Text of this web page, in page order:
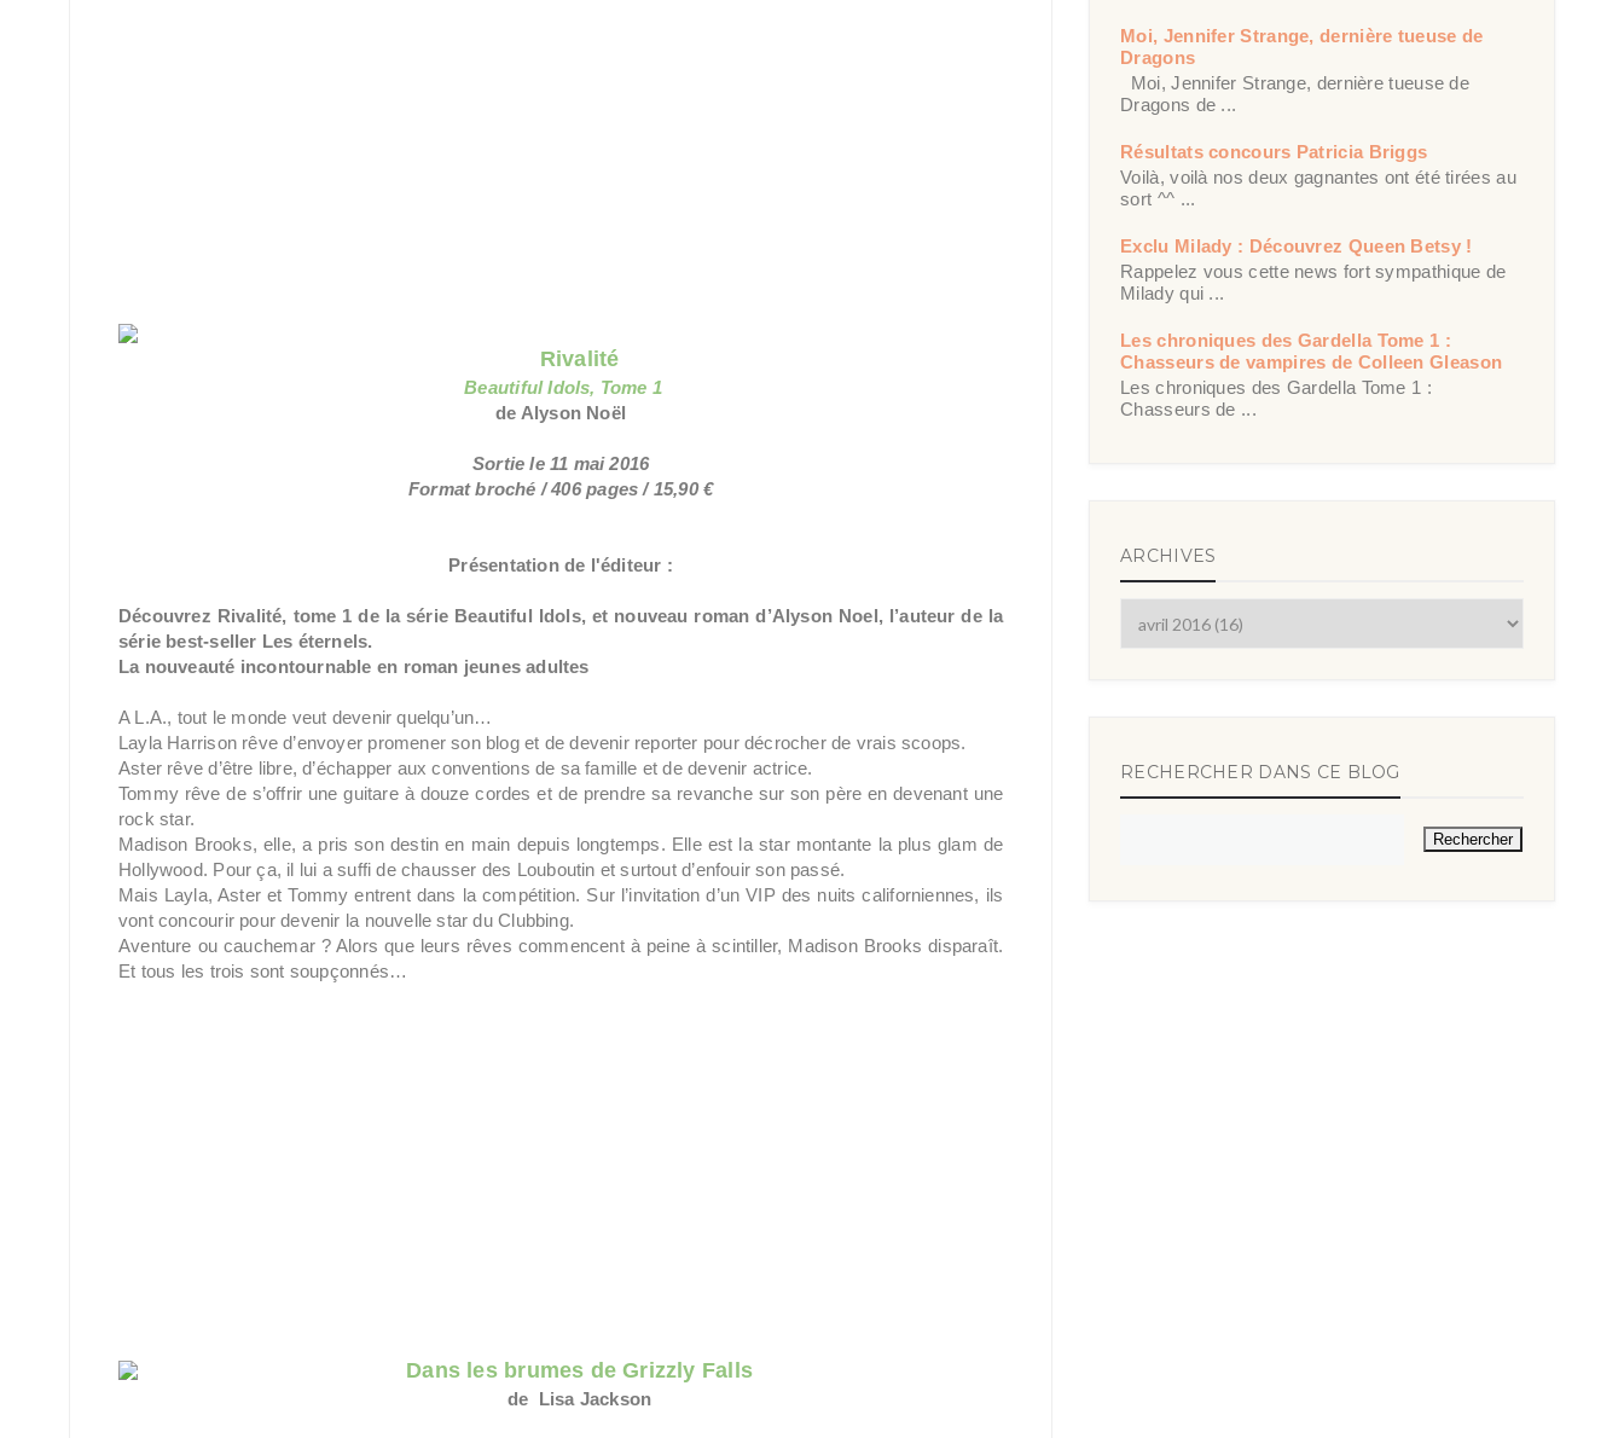
Rivalité
Beautiful Idols, Tome 1
de Alyson Noël
Sortie le 11 mai 2016
Format broché / 406 pages / 15,90 €
Présentation de l'éditeur :
Découvrez Rivalité, tome 1 de la série Beautiful Idols, et nouveau roman d’Alyson Noel, l’auteur de la
série best-seller Les éternels.
La nouveauté incontournable en roman jeunes adultes
A L.A., tout le monde veut devenir quelqu’un…
Layla Harrison rêve d’envoyer promener son blog et de devenir reporter pour décrocher de vrais scoops.
Aster rêve d’être libre, d’échapper aux conventions de sa famille et de devenir actrice.
Tommy rêve de s’offrir une guitare à douze cordes et de prendre sa revanche sur son père en devenant une
rock star.
Madison Brooks, elle, a pris son destin en main depuis longtemps. Elle est la star montante la plus glam de
Hollywood. Pour ça, il lui a suffi de chausser des Louboutin et surtout d’enfouir son passé.
Mais Layla, Aster et Tommy entrent dans la compétition. Sur l’invitation d’un VIP des nuits californiennes, ils
vont concourir pour devenir la nouvelle star du Clubbing.
Aventure ou cauchemar ? Alors que leurs rêves commencent à peine à scintiller, Madison Brooks disparaît.
Et tous les trois sont soupçonnés…
Dans les brumes de Grizzly Falls
de Lisa Jackson
Moi, Jennifer Strange, dernière tueuse de
Dragons
Moi, Jennifer Strange, dernière tueuse de
Dragons de ...
Résultats concours Patricia Briggs
Voilà, voilà nos deux gagnantes ont été tirées au
sort ^^ ...
Exclu Milady : Découvrez Queen Betsy !
Rappelez vous cette news fort sympathique de
Milady qui ...
Les chroniques des Gardella Tome 1 :
Chasseurs de vampires de Colleen Gleason
Les chroniques des Gardella Tome 1 :
Chasseurs de ...
ARCHIVES
RECHERCHER DANS CE BLOG